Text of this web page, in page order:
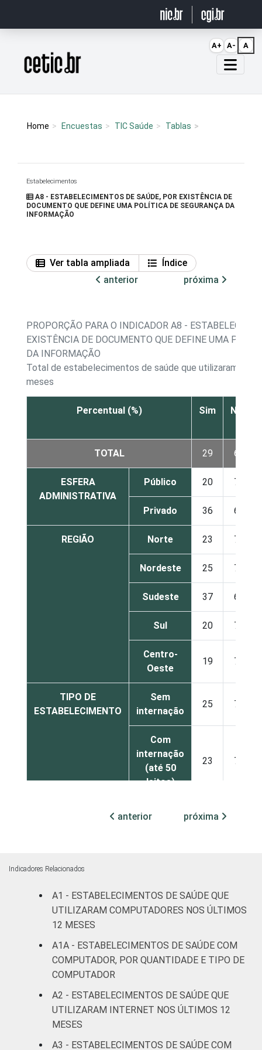
Página inicial
Home Encuestas TIC Saúde Tablas
Estabelecimentos
A8 - ESTABELECIMENTOS DE SAÚDE, POR EXISTÊNCIA DE
DOCUMENTO QUE DEFINE UMA POLÍTICA DE SEGURANÇA DA
INFORMAÇÃO
Ver tabla ampliada
Índice
anterior
próxima
PROPORÇÃO PARA O INDICADOR A8 -
EXISTÊNCIA DE DOCUMENTO QUE DEFINE UMA
DA INFORMAÇÃO
Total de estabelecimentos de saúde que utilizaram a
meses
Percentual (%) Sim Não
TOTAL 29 66
ESFERA
ADMINISTRATIVA
Público 20 73
Privado 36 61
REGIÃO Norte 23 73
Nordeste 25 70
Sudeste 37 60
Sul 20 72
Centro-
Oeste
19 70
TIPO DE
ESTABELECIMENTO
Sem
internação
25 70
Com
internação
(até 50
leitos)
23 70
apoio à
diagnose e
45
LOCALIZAÇÃO Capital 40 53
Fonte: CGI.br/NIC.br, Centro Regional de
Estudos para o Desenvolvimento da
Sociedade da Informação (Cetic.br),
anterior próxima
Indicadores Relacionados
A1 - ESTABELECIMENTOS DE SAÚDE QUE
UTILIZARAM COMPUTADORES NOS ÚLTIMOS
12 MESES
A1A - ESTABELECIMENTOS DE SAÚDE COM
COMPUTADOR, POR QUANTIDADE E TIPO DE
COMPUTADOR
A2 - ESTABELECIMENTOS DE SAÚDE QUE
UTILIZARAM INTERNET NOS ÚLTIMOS 12
MESES
A3 - ESTABELECIMENTOS DE SAÚDE COM
A+ A- A